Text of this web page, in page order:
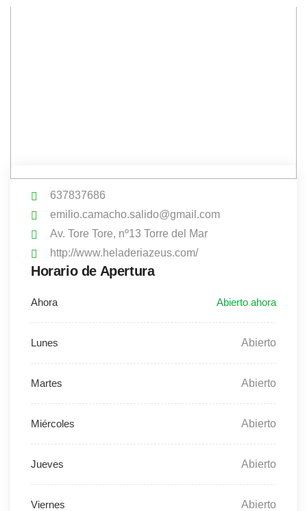
637837686
emilio.camacho.salido@gmail.com
Av. Tore Tore, nº13 Torre del Mar
http://www.heladeriazeus.com/
Horario de Apertura
Abierto
Abierto
Abierto
Abierto
Abierto